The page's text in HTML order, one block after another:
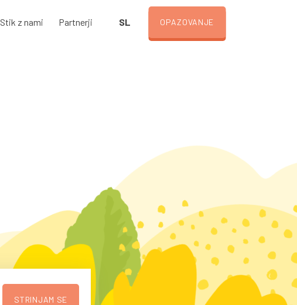
Stik z nami Partnerji SL OPAZOVANJE
STRINJAM SE